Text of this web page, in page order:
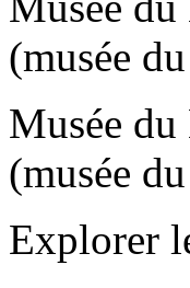
(musée
Musée
(musée
Explorer